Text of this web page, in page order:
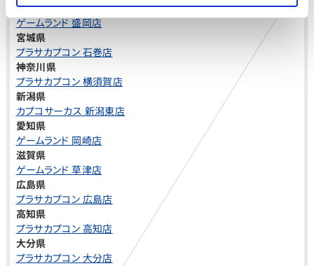
岩手県
ゲームランド 盛岡店
宮城県
プラサカプコン 石巻店
神奈川県
プラサカプコン 横須賀店
新潟県
カプコサーカス 新潟東店
愛知県
ゲームランド 岡崎店
滋賀県
ゲームランド 草津店
広島県
プラサカプコン 広島店
高知県
プラサカプコン 高知店
大分県
プラサカプコン 大分店